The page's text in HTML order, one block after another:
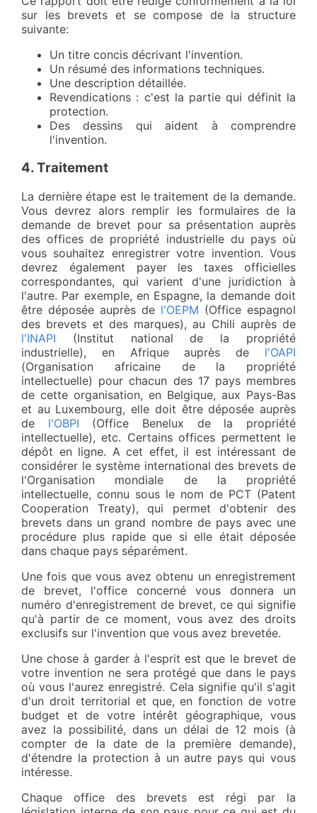
sur les brevets et se compose de la structure
suivante:
Un titre concis décrivant l'invention.
Un résumé des informations techniques.
Une description détaillée.
Revendications : c'est la partie qui définit la
protection.
Des dessins qui aident à comprendre
l'invention.
4. Traitement
La dernière étape est le traitement de la demande.
Vous devrez alors remplir les formulaires de la
demande de brevet pour sa présentation auprès
des offices de propriété industrielle du pays où
vous souhaitez enregistrer votre invention. Vous
devrez également payer les taxes officielles
correspondantes, qui varient d'une juridiction à
l'autre. Par exemple, en Espagne, la demande doit
être déposée auprès de l'OEPM (Office espagnol
des brevets et des marques), au Chili auprès de
l'INAPI (Institut national de la propriété
industrielle), en Afrique auprès de l'OAPI
(Organisation africaine de la propriété
intellectuelle) pour chacun des 17 pays membres
de cette organisation, en Belgique, aux Pays-Bas
et au Luxembourg, elle doit être déposée auprès
de l'OBPI (Office Benelux de la propriété
intellectuelle), etc. Certains offices permettent le
dépôt en ligne. A cet effet, il est intéressant de
considérer le système international des brevets de
l'Organisation mondiale de la propriété
intellectuelle, connu sous le nom de PCT (Patent
Cooperation Treaty), qui permet d'obtenir des
brevets dans un grand nombre de pays avec une
procédure plus rapide que si elle était déposée
dans chaque pays séparément.
Une fois que vous avez obtenu un enregistrement
de brevet, l'office concerné vous donnera un
numéro d'enregistrement de brevet, ce qui signifie
qu'à partir de ce moment, vous avez des droits
exclusifs sur l'invention que vous avez brevetée.
Une chose à garder à l'esprit est que le brevet de
votre invention ne sera protégé que dans le pays
où vous l'aurez enregistré. Cela signifie qu'il s'agit
d'un droit territorial et que, en fonction de votre
budget et de votre intérêt géographique, vous
avez la possibilité, dans un délai de 12 mois (à
compter de la date de la première demande),
d'étendre la protection à un autre pays qui vous
intéresse.
Chaque office des brevets est régi par la